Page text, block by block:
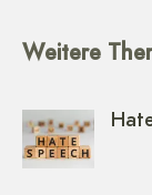
Weitere